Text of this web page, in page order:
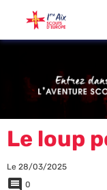
Le loup
Le 28/03/2025
0